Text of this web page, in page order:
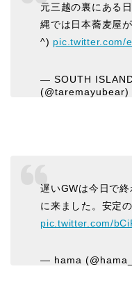
元三越の裏にある
縄では日本蕎麦屋
^) pic.twitter.com/
— SOUTH
遅いGWは今日で
に来ました。安定の
pic.twitter.com/
— hama